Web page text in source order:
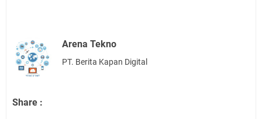
Arena Tekno
PT. Berita Kapan Digital
Share :